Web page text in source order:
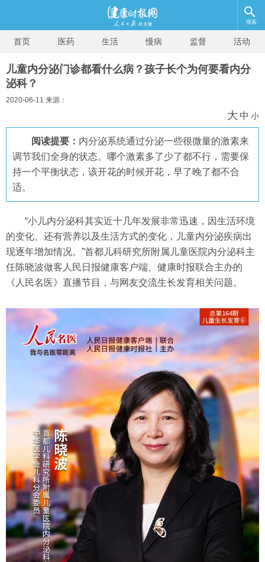
搜索
首页 医药 生活 慢病 监督 活动
儿童内分泌门诊都看什么病？孩子长个为何要看内分
泌科？
2020-06-11 来源：
大 中 小
阅读提要： 内分泌系统通过分泌一些很微量的激素来
调节我们全身的状态。哪个激素多了少了都不行，需要保
持一个平衡状态，该开花的时候开花，早了晚了都不合
适。
“小儿内分泌科其实近十几年发展非常迅速，因生活环境
的变化、还有营养以及生活方式的变化，儿童内分泌疾病出
现逐年增加情况。”首都儿科研究所附属儿童医院内分泌科主
任陈晓波做客人民日报健康客户端、健康时报联合主办的
《人民名医》直播节目，与网友交流生长发育相关问题。